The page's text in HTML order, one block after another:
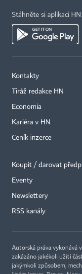
Stáhněte si aplikaci HN
Kontakty
Tiráž redakce HN
Economia
Kariéra v HN
Ceník inzerce
Koupit / darovat
Eventy
Newslettery
RSS kanály
Autorská práva vykonává
zakázáno jakékoli užití
jakýmkoli způsobem,